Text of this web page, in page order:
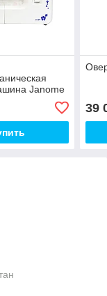
Janome
39